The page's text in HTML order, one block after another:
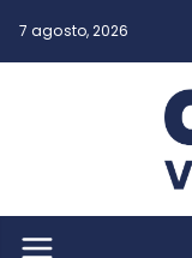
7 agosto, 2026